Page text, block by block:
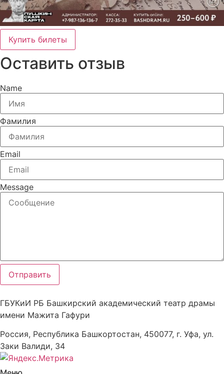
Купить билеты
Оставить отзыв
Name
Фамилия
Email
Message
Отправить
ГБУКиИ РБ Башкирский академический театр драмы
имени Мажита Гафури
Россия, Республика Башкортостан, 450077, г. Уфа, ул.
Заки Валиди, 34